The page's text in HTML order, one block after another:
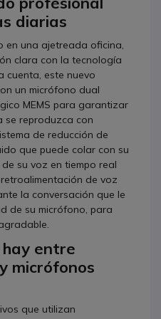
diarias
en una ajetreada oficina,
clara con la tecnología
cuenta, este nuevo
un micrófono dual
MEMS para garantizar
se reproduzca con
de reducción de
que puede colar con su
su voz en tiempo real
de voz
la conversación que le
de su micrófono, para
hay entre
micrófonos
que utilizan